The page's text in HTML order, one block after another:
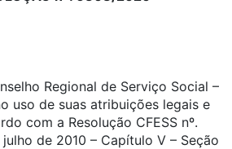
Regional de Serviço Social –
uso de suas atribuições legais e
com a Resolução CFESS nº.
de 2010 – Capítulo V – Seção